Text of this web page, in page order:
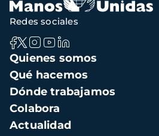
Navegación
principal
Quienes somos
Qué hacemos
Dónde trabajamos
Colabora
Actualidad
Redes sociales